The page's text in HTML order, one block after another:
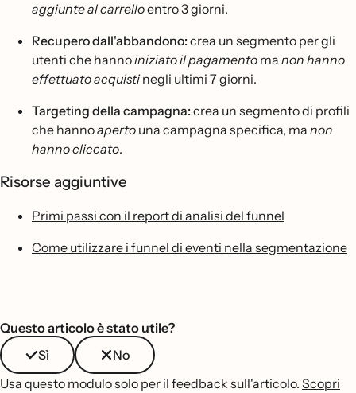
aggiunte al carrelloentro 3 giorni.
Recupero dall'abbandono:crea un segmento per gli
utenti che hannoiniziato il pagamento ma non hanno
effettuato acquistinegli ultimi 7 giorni.
Targeting della campagna:crea un segmento di profili
che hannoaperto una campagna specifica, ma non
hanno cliccato.
Risorse aggiuntive
Primi passi con il report di analisi del funnel
Come utilizzare i funnel di eventi nella segmentazione
Questo articolo è stato utile?
Sì
No
Usa questo modulo solo per il feedback sull'articolo. Scopri